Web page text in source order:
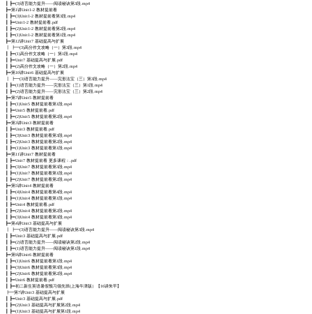
┃ ┣━(3)语言能力提升——阅读秘诀第3段.mp4
┣━第1讲Unit1-2 教材提前看
┃ ┣━(3)Unit1-2 教材提前看第3段.mp4
┃ ┣━Unit1-2 教材提前看.pdf
┃ ┣━(2)Unit1-2 教材提前看第2段.mp4
┃ ┣━(1)Unit1-2 教材提前看第1段.mp4
┣━第12讲Unit7 基础提高与扩展
┃ ┣━(3)高分作文攻略（一）第3段.mp4
┃ ┣━(1)高分作文攻略（一）第1段.mp4
┃ ┣━Unit7 基础提高与扩展.pdf
┃ ┣━(2)高分作文攻略（一）第2段.mp4
┣━第10讲Unit6 基础提高与扩展
┃ ┣━(3)语言能力提升——完形法宝（三）第3段.mp4
┃ ┣━(1)语言能力提升——完形法宝（三）第1段.mp4
┃ ┣━(2)语言能力提升——完形法宝（三）第2段.mp4
┣━第7讲Unit5 教材提前看
┃ ┣━(1)Unit5 教材提前看第1段.mp4
┃ ┣━Unit5 教材提前看.pdf
┃ ┣━(2)Unit5 教材提前看第2段.mp4
┣━第3讲Unit3 教材提前看
┃ ┣━Unit3 教材提前看.pdf
┃ ┣━(3)Unit3 教材提前看第3段.mp4
┃ ┣━(2)Unit3 教材提前看第2段.mp4
┃ ┣━(1)Unit3 教材提前看第1段.mp4
┣━第11讲Unit7 教材提前看
┃ ┣━Unit7 教材提前看 更多课程：.pdf
┃ ┣━(3)Unit7 教材提前看第3段.mp4
┃ ┣━(1)Unit7 教材提前看第1段.mp4
┃ ┣━(2)Unit7 教材提前看第2段.mp4
┣━第5讲Unit4 教材提前看
┃ ┣━(4)Unit4 教材提前看第4段.mp4
┃ ┣━(1)Unit4 教材提前看第1段.mp4
┃ ┣━Unit4 教材提前看.pdf
┃ ┣━(2)Unit4 教材提前看第2段.mp4
┃ ┣━(3)Unit4 教材提前看第3段.mp4
┣━第4讲Unit3 基础提高与扩展
┃ ┣━(3)语言能力提升——阅读秘诀第3段.mp4
┃ ┣━Unit3 基础提高与扩展.pdf
┃ ┣━(2)语言能力提升——阅读秘诀第2段.mp4
┃ ┣━(1)语言能力提升——阅读秘诀第1段.mp4
┣━第9讲Unit6 教材提前看
┃ ┣━(1)Unit6 教材提前看第1段.mp4
┃ ┣━(3)Unit6 教材提前看第3段.mp4
┃ ┣━(2)Unit6 教材提前看第2段.mp4
┃ ┣━Unit6 教材提前看.pdf
┃ ┣━初二新生英语暑假预习领先班(上海牛津版）【16讲朱平】
┣━第7讲Unit3 基础提高与扩展
┃ ┣━Unit3 基础提高与扩展.pdf
┃ ┣━(2)Unit3 基础提高与扩展第2段.mp4
┃ ┣━(1)Unit3 基础提高与扩展第1段.mp4